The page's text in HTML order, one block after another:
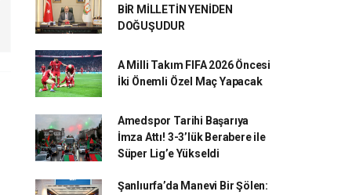
BİR MİLLETİN YENİDEN
DOĞUŞUDUR
A Milli Takım FIFA 2026 Öncesi
İki Önemli Özel Maç Yapacak
Amedspor Tarihi Başarıya
İmza Attı! 3-3’lük Berabere ile
Süper Lig’e Yükseldi
Şanlıurfa’da Manevi Bir Şölen: